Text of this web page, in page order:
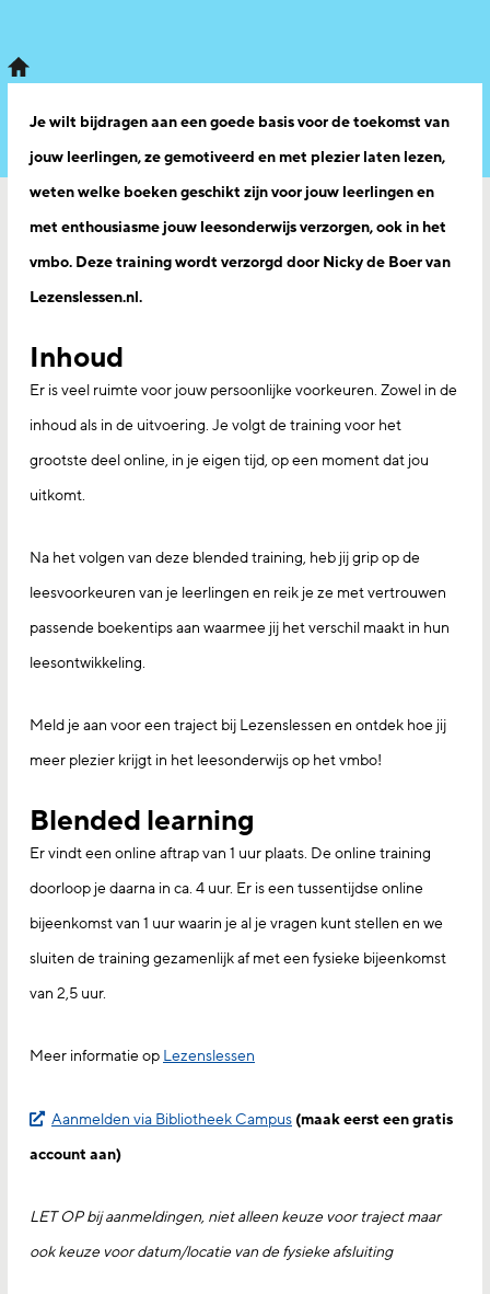
Je wilt bijdragen aan een goede basis voor de toekomst van
jouw leerlingen, ze gemotiveerd en met plezier laten lezen,
weten welke boeken geschikt zijn voor jouw leerlingen en
met enthousiasme jouw leesonderwijs verzorgen, ook in het
vmbo. Deze training wordt verzorgd door Nicky de Boer van
Lezenslessen.nl.
Inhoud
Er is veel ruimte voor jouw persoonlijke voorkeuren. Zowel in de
inhoud als in de uitvoering. Je volgt de training voor het
grootste deel online, in je eigen tijd, op een moment dat jou
uitkomt.
Na het volgen van deze blended training, heb jij grip op de
leesvoorkeuren van je leerlingen en reik je ze met vertrouwen
passende boekentips aan waarmee jij het verschil maakt in hun
leesontwikkeling.
Meld je aan voor een traject bij Lezenslessen en ontdek hoe jij
meer plezier krijgt in het leesonderwijs op het vmbo!
Blended learning
Er vindt een online aftrap van 1 uur plaats. De online training
doorloop je daarna in ca. 4 uur. Er is een tussentijdse online
bijeenkomst van 1 uur waarin je al je vragen kunt stellen en we
sluiten de training gezamenlijk af met een fysieke bijeenkomst
van 2,5 uur.
Meer informatie op Lezenslessen
Aanmelden via Bibliotheek Campus (maak eerst een gratis
account aan)
LET OP bij aanmeldingen, niet alleen keuze voor traject maar
ook keuze voor datum/locatie van de fysieke afsluiting